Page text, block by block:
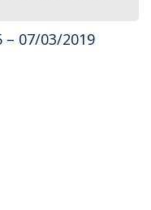
– 07/03/2019